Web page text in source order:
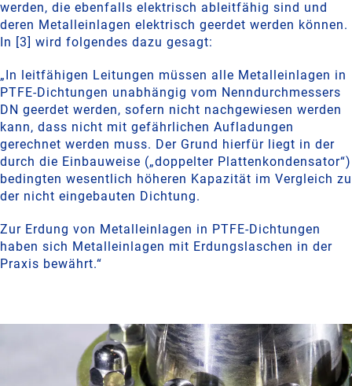
werden, die ebenfalls elektrisch ableitfähig sind und
deren Metalleinlagen elektrisch geerdet werden können.
In [3] wird folgendes dazu gesagt:
„In leitfähigen Leitungen müssen alle Metalleinlagen in
PTFE-Dichtungen unabhängig vom Nenndurchmessers
DN geerdet werden, sofern nicht nachgewiesen werden
kann, dass nicht mit gefährlichen Aufladungen
gerechnet werden muss. Der Grund hierfür liegt in der
durch die Einbauweise („doppelter Plattenkondensator“)
bedingten wesentlich höheren Kapazität im Vergleich zu
der nicht eingebauten Dichtung.
Zur Erdung von Metalleinlagen in PTFE-Dichtungen
haben sich Metalleinlagen mit Erdungslaschen in der
Praxis bewährt.“